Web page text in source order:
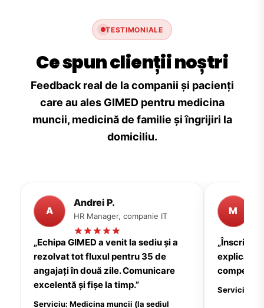
TESTIMONIALE
Ce spun clienții noștri
Feedback real de la companii și pacienți
care au ales GIMED pentru medicina
muncii, medicină de familie și îngrijiri la
domiciliu.
A
Andrei P.
HR Manager, companie IT
„Echipa GIMED a venit la sediu și a
rezolvat tot fluxul pentru 35 de
angajați în două zile. Comunicare
excelentă și fișe la timp.”
Serviciu: Medicina muncii (la sediul
M
explicații
Serviciu: